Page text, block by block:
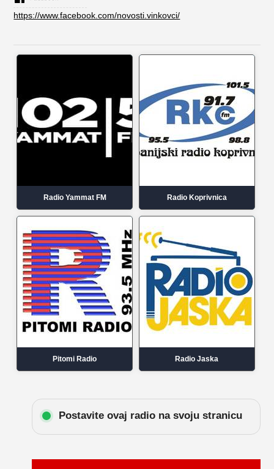
https://www.facebook.com/novosti.vinkovci/
Radio Yammat FM Radio Koprivnica
Pitomi Radio Radio Jaska
Postavite ovaj radio na svoju stranicu